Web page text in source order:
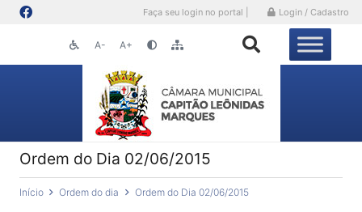
Faça seu login no portal | Login / Cadastro
A- A+
Ordem do Dia 02/06/2015
Início Ordem do dia Ordem do Dia 02/06/2015